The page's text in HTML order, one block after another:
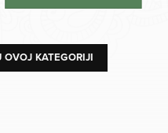
KATEGORIJI